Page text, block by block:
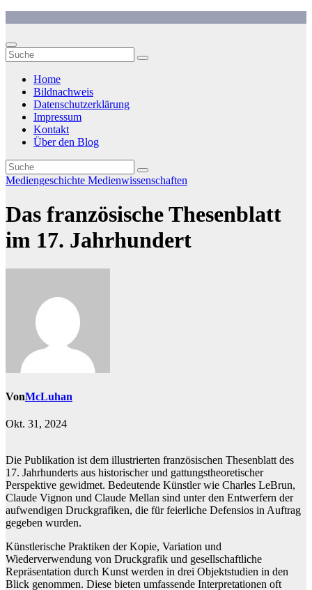
springen
Home
Bildnachweis
Datenschutzerklärung
Impressum
Kontakt
Über den Blog
Mediengeschichte Medienwissenschaften
Das französische Thesenblatt
im 17. Jahrhundert
VonMcLuhan
Okt. 31, 2024
Die Publikation ist dem illustrierten französischen Thesenblatt des
17. Jahrhunderts aus historischer und gattungstheoretischer
Perspektive gewidmet. Bedeutende Künstler wie Charles LeBrun,
Claude Vignon und Claude Mellan sind unter den Entwerfern der
aufwendigen Druckgrafiken, die für feierliche Defensios in Auftrag
gegeben wurden.
Künstlerische Praktiken der Kopie, Variation und
Wiederverwendung von Druckgrafik und gesellschaftliche
Repräsentation durch Kunst werden in drei Objektstudien in den
Blick genommen. Diese bieten umfassende Interpretationen oft